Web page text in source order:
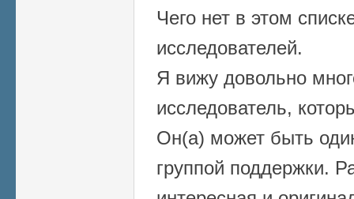
Чего нет в этом
исследователей.
Я вижу довольно
исследователь,
Он(а) может быть
группой поддержки.